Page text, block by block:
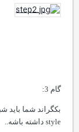
گام 3:
بکگراند شما باید
styleداشته باشه..